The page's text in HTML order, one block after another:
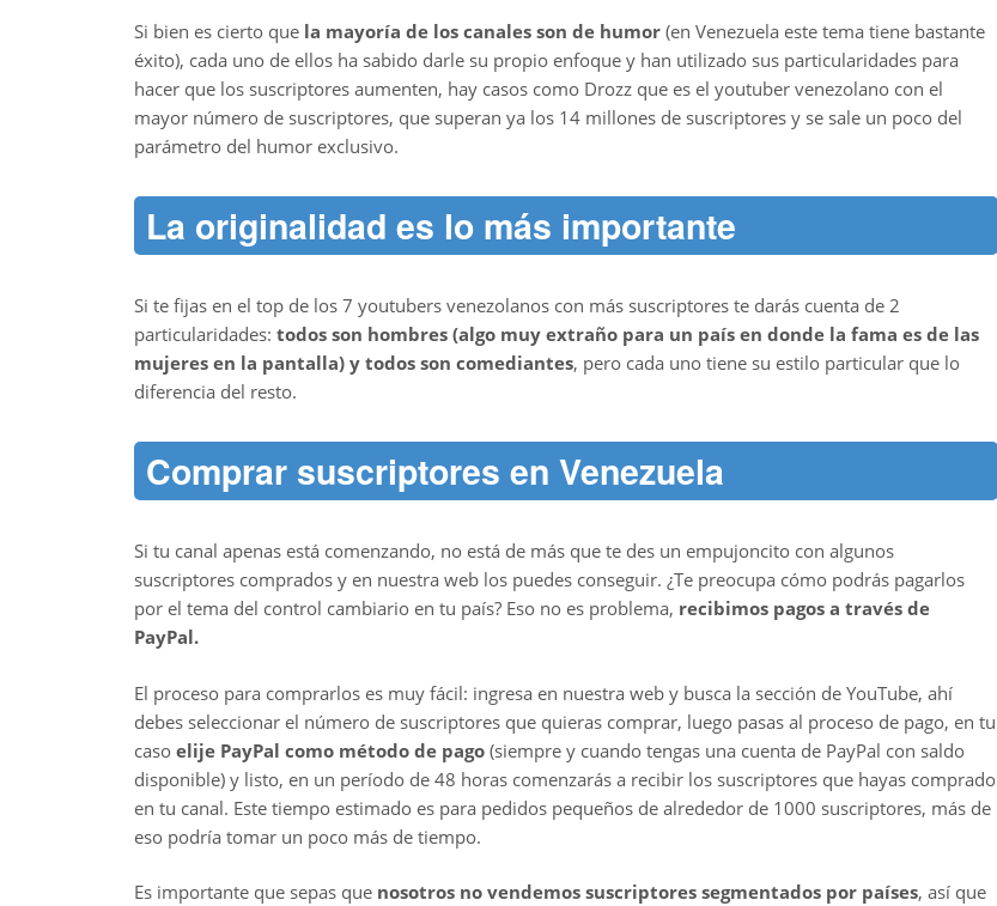
Si bien es cierto que la mayoría de los canales son de humor (en Venezuela este tema tiene bastante
éxito), cada uno de ellos ha sabido darle su propio enfoque y han utilizado sus particularidades para
hacer que los suscriptores aumenten, hay casos como Drozz que es el youtuber venezolano con el
mayor número de suscriptores, que superan ya los 14 millones de suscriptores y se sale un poco del
parámetro del humor exclusivo.
La originalidad es lo más importante
Si te fijas en el top de los 7 youtubers venezolanos con más suscriptores te darás cuenta de 2
particularidades: todos son hombres (algo muy extraño para un país en donde la fama es de las
mujeres en la pantalla) y todos son comediantes, pero cada uno tiene su estilo particular que lo
diferencia del resto.
Comprar suscriptores en Venezuela
Si tu canal apenas está comenzando, no está de más que te des un empujoncito con algunos
suscriptores comprados y en nuestra web los puedes conseguir. ¿Te preocupa cómo podrás pagarlos
por el tema del control cambiario en tu país? Eso no es problema, recibimos pagos a través de
PayPal.
El proceso para comprarlos es muy fácil: ingresa en nuestra web y busca la sección de YouTube, ahí
debes seleccionar el número de suscriptores que quieras comprar, luego pasas al proceso de pago, en tu
caso elije PayPal como método de pago (siempre y cuando tengas una cuenta de PayPal con saldo
disponible) y listo, en un período de 48 horas comenzarás a recibir los suscriptores que hayas comprado
en tu canal. Este tiempo estimado es para pedidos pequeños de alrededor de 1000 suscriptores, más de
eso podría tomar un poco más de tiempo.
Es importante que sepas que nosotros no vendemos suscriptores segmentados por países, así que